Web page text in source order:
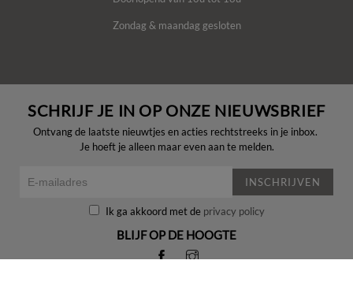
Zondag & maandag gesloten
SCHRIJF JE IN OP ONZE NIEUWSBRIEF
Ontvang de laatste nieuwtjes en acties rechtstreeks in je inbox.
Je hoeft je alleen maar even aan te melden.
INSCHRIJVEN
Ik ga akkoord met de privacy policy
BLIJF OP DE HOOGTE